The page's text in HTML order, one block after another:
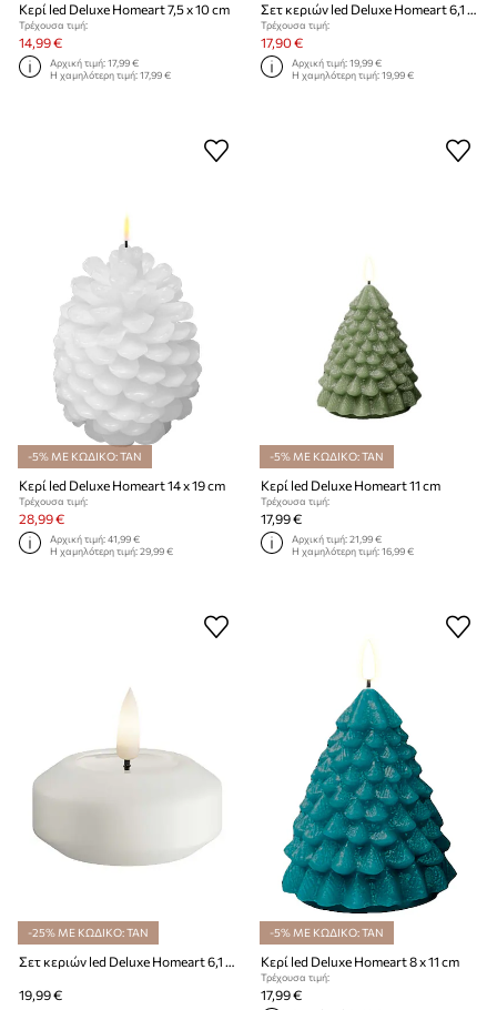
Κερί led Deluxe Homeart 7,5 x 10 cm
Τρέχουσα τιμή:
14,99 €
Αρχική τιμή:17,99 €
Η χαμηλότερη τιμή:17,99 €
Σετ κεριών led Deluxe Homeart 6,1 cm 2-pack
Τρέχουσα τιμή:
17,90 €
Αρχική τιμή:19,99 €
Η χαμηλότερη τιμή:19,99 €
-5% ΜΕ ΚΩΔΙΚΟ: TAN
Κερί led Deluxe Homeart 14 x 19 cm
Τρέχουσα τιμή:
28,99 €
Αρχική τιμή:41,99 €
Η χαμηλότερη τιμή:29,99 €
-5% ΜΕ ΚΩΔΙΚΟ: TAN
Κερί led Deluxe Homeart 11 cm
Τρέχουσα τιμή:
17,99 €
Αρχική τιμή:21,99 €
Η χαμηλότερη τιμή:16,99 €
-25% ΜΕ ΚΩΔΙΚΟ: TAN
Σετ κεριών led Deluxe Homeart 6,1 x 4,5 cm 2-pack
19,99 €
-5% ΜΕ ΚΩΔΙΚΟ: TAN
Κερί led Deluxe Homeart 8 x 11 cm
Τρέχουσα τιμή:
17,99 €